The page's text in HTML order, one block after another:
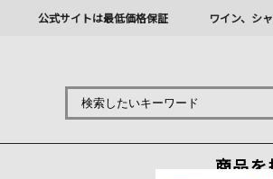
公式サイトは最低価格保証 ワイン、シ
商品